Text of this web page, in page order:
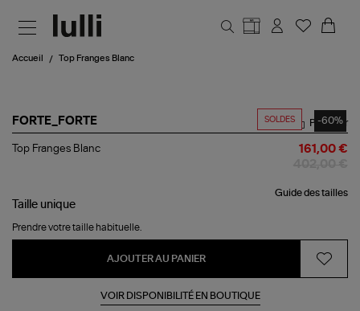
Accueil Top Franges Blanc
SOLDES -60%
FORTE_FORTE
Top
Partager
Top Franges Blanc 161,00 €
Guide des tailles
Taille unique
Prendre votre taille habituelle.
AJOUTER AU PANIER
VOIR DISPONIBILITÉ EN BOUTIQUE